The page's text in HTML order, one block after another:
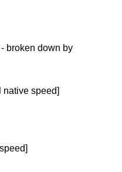
broken down by
native speed]